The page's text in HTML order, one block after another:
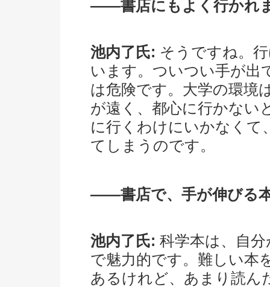
――書店にもよく行かれ
池内了氏: そうですね。
います。ついつい手が出
は危険です。大学の環境
が遠く、都心に行かない
に行くわけにいかなくて
てしまうのです。
――書店で、手が伸びる
池内了氏: 科学本は、自
で魅力的です。難しい本
あるけれど、あまり読ん